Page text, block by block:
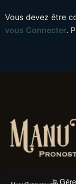
Vous devez être
vous Connecter.